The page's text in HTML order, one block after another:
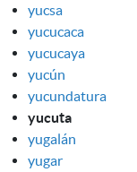
yucsa
yucucaca
yucucaya
yucún
yucundatura
yucuta
yugalán
yugar